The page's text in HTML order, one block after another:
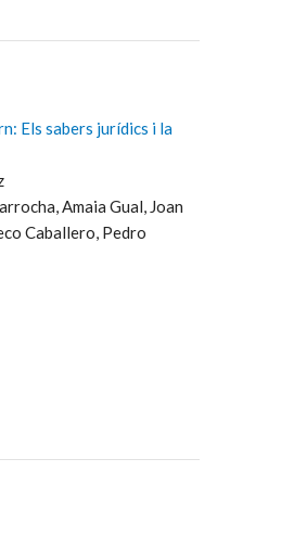
Els sabers jurídics i la
Amaia Gual, Joan
Caballero, Pedro